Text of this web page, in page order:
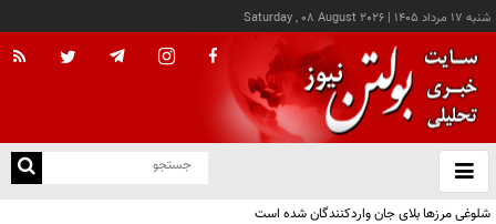
شنبه ۱۷ مرداد ۱۴۰۵ |
Saturday , 08 August 2026
باز
و
شلوغی مرزها بلای جان واردکنندگان شده است